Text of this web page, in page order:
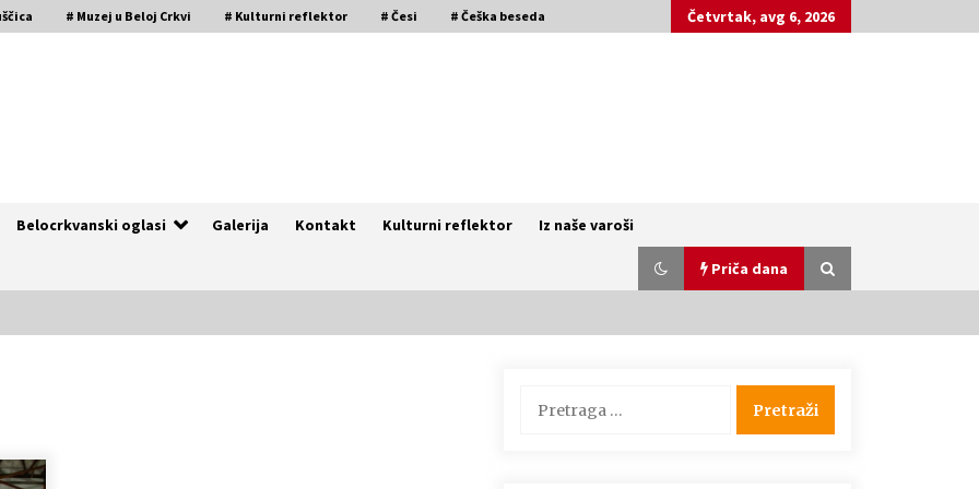
# Muzej u Beloj Crkvi # Kulturni reflektor # Česi # Češka beseda Četvrtak, avg 6, 2026
Belocrkvanski oglasi Galerija Kontakt Kulturni reflektor Iz naše varoši
Priča dana
kulturne antropologije u Kruščici